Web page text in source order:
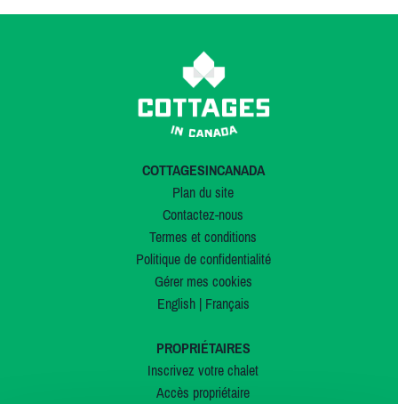
COTTAGESINCANADA
Plan du site
Contactez-nous
Termes et conditions
Politique de confidentialité
Gérer mes cookies
English| Français
PROPRIÉTAIRES
Inscrivez votre chalet
Accès propriétaire